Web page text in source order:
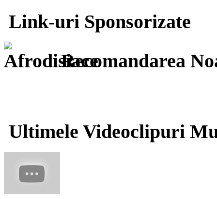
Link-uri Sponsorizate
Recomandarea
Ultimele Videoclipuri